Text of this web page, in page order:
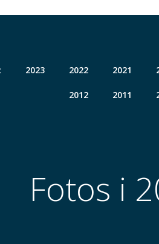
2023 2022 2021
2012 2011
Fotos i